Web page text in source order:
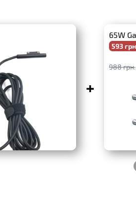
+
65W
593
988 грн.